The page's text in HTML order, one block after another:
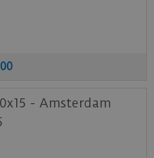
00
- Amsterdam